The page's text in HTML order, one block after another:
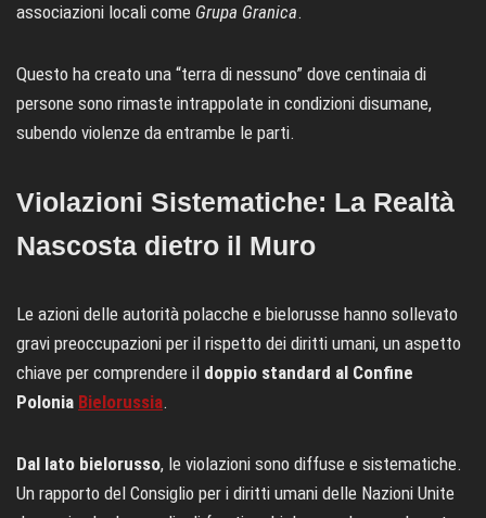
associazioni locali come Grupa Granica.
Questo ha creato una “terra di nessuno” dove centinaia di
persone sono rimaste intrappolate in condizioni disumane,
subendo violenze da entrambe le parti.
Violazioni Sistematiche: La Realtà
Nascosta dietro il Muro
Le azioni delle autorità polacche e bielorusse hanno sollevato
gravi preoccupazioni per il rispetto dei diritti umani, un aspetto
chiave per comprendere il doppio standard al Confine
Polonia Bielorussia.
Dal lato bielorusso, le violazioni sono diffuse e sistematiche.
Un rapporto del Consiglio per i diritti umani delle Nazioni Unite